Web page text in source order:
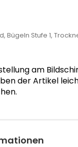
Bügeln Stufe 1,
am
der Artikel